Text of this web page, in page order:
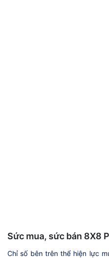
Sức mua, sức bán 8X8
Chỉ số bên trên thể hiện lực